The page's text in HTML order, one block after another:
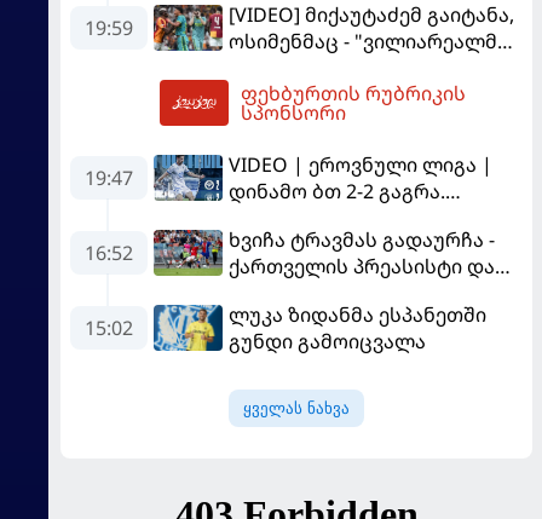
19:59
[VIDEO] მიქაუტაძემ გაიტანა,
ოსიმენმაც - "ვილიარეალმა"
"გალათასარაის" მოუგო
ფეხბურთის რუბრიკის
სპონსორი
19:47
VIDEO | ეროვნული ლიგა |
დინამო ბთ 2-2 გაგრა.
16:52
ხვიჩა ტრავმას გადაურჩა -
ქართველის პრეასისტი და
იუნაიტედთან"
15:02
ლუკა ზიდანმა ესპანეთში
გუნდი გამოიცვალა
ყველას ნახვა